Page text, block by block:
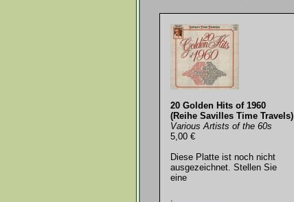
20 Golden Hits of 1960
(Reihe Savilles Time Travels)
Various Artists of the 60s
5,00 €
Diese Platte ist noch nicht
ausgezeichnet. Stellen Sie
eine